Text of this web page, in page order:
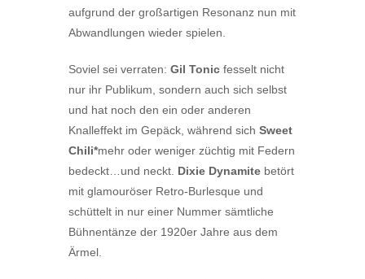
aufgrund der großartigen Resonanz nun mit
Abwandlungen wieder spielen.
Soviel sei verraten: Gil Tonic fesselt nicht
nur ihr Publikum, sondern auch sich selbst
und hat noch den ein oder anderen
Knalleffekt im Gepäck, während sich Sweet
Chili*mehr oder weniger züchtig mit Federn
bedeckt…und neckt. Dixie Dynamite betört
mit glamouröser Retro-Burlesque und
schüttelt in nur einer Nummer sämtliche
Bühnentänze der 1920er Jahre aus dem
Ärmel.